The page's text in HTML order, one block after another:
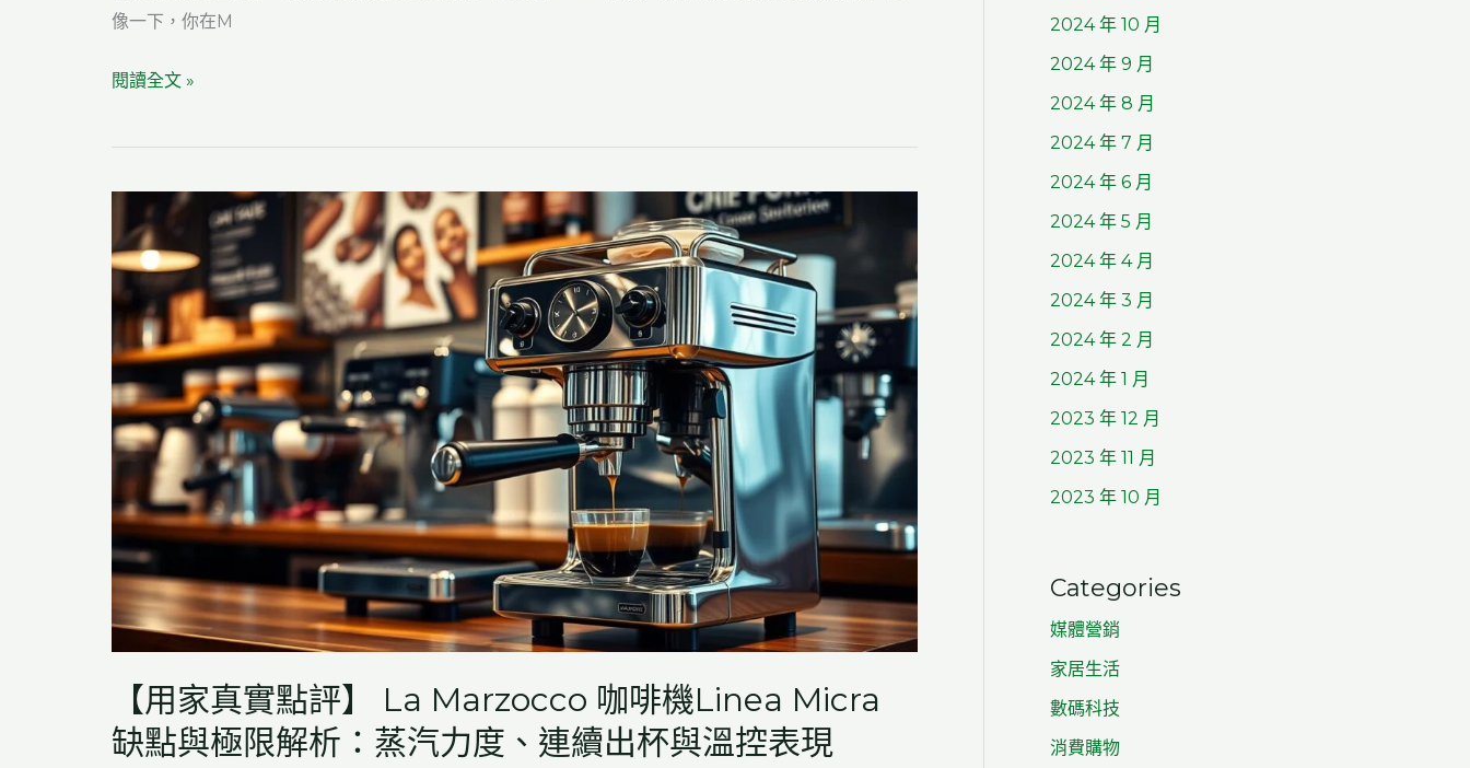
像一下，你在M
保
消
權
益
Durex
購
須
知：
如
何
處
理
Durex
後
閱讀全文 »
【用家真實點評】 La Marzocco 咖啡機Linea Micra
缺點與極限解析：蒸汽力度、連續出杯與溫控表現
2024 年 10 月
2024 年 9 月
2024 年 8 月
2024 年 7 月
2024 年 6 月
2024 年 5 月
2024 年 4 月
2024 年 3 月
2024 年 2 月
2024 年 1 月
2023 年 12 月
2023 年 11 月
2023 年 10 月
Categories
媒體營銷
家居生活
數碼科技
消費購物